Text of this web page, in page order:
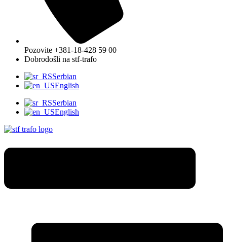
Pozovite +381-18-428 59 00
Dobrodošli na stf-trafo
Serbian
English
Serbian
English